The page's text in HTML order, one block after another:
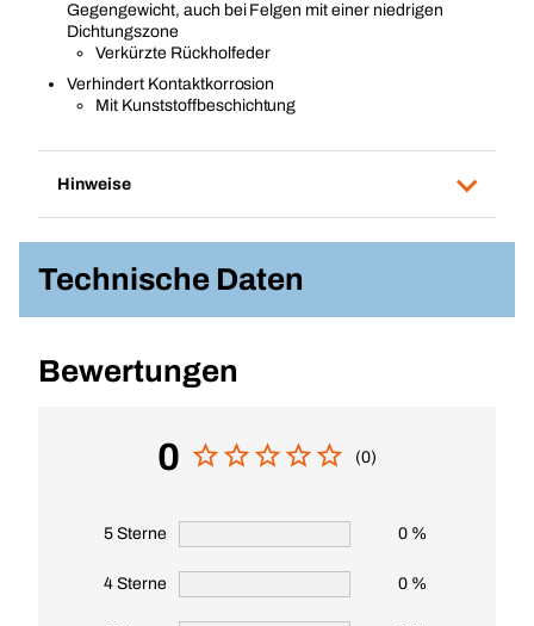
Gegengewicht, auch bei Felgen mit einer niedrigen
Dichtungszone
Verkürzte Rückholfeder
Verhindert Kontaktkorrosion
Mit Kunststoffbeschichtung
Hinweise
Technische Daten
Bewertungen
0 (0)
5 Sterne 0 %
4 Sterne 0 %